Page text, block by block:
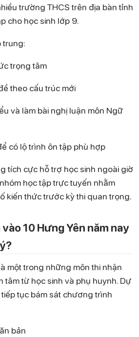
trường THCS trên địa bàn tỉnh
cho học sinh lớp 9.
trung:
trọng tâm
theo cấu trúc mới
và làm bài nghị luận môn Ngữ
có lộ trình ôn tập phù hợp
tích cực hỗ trợ học sinh ngoài giờ
học tập trực tuyến nhằm
kiến thức trước kỳ thi quan trọng.
10 Hưng Yên năm nay
một trong những môn thi nhận
tâm từ học sinh và phụ huynh. Dự
tục bám sát chương trình
bản